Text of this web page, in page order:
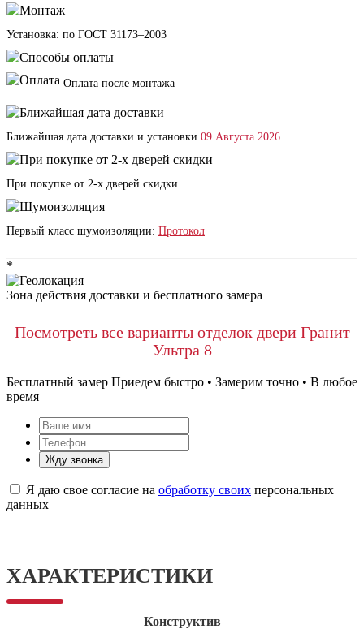
Установка: по ГОСТ 31173–2003
Оплата после монтажа
Ближайшая дата доставки и установки 09 Августа 2026
При покупке от 2-х дверей скидки
Первый класс шумоизоляции: Протокол
*
Зона действия доставки и бесплатного замера
Посмотреть все варианты отделок двери Гранит
Ультра 8
Бесплатный замер Приедем быстро • Замерим точно • В любое
время
Жду звонка
Я даю свое согласие на обработку своих персональных
данных
ХАРАКТЕРИСТИКИ
Конструктив